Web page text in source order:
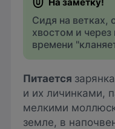
Сидя на ветках,
хвостом и
времени
Питается
и их личинками,
мелкими
земле, в